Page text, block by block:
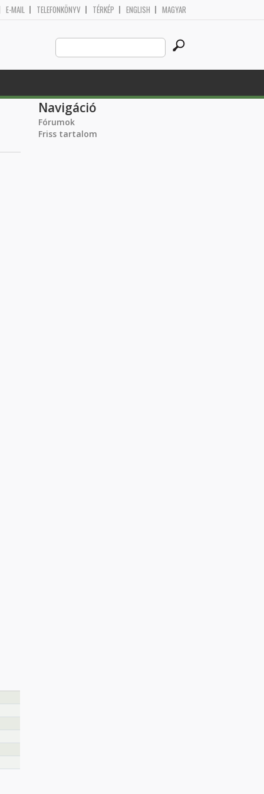
E-MAIL TELEFONKÖNYV TÉRKÉP ENGLISH MAGYAR
Search
this
site
Navigáció
Fórumok
Friss tartalom